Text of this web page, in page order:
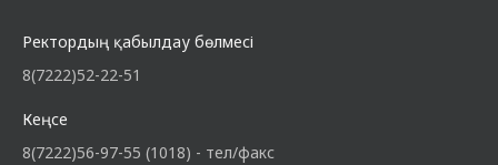
Ректордың қабылдау бөлмесі
8(7222)52-22-51
Кеңсе
8(7222)56-97-55 (1018) - тел/факс